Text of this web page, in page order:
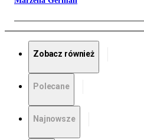
Zobacz również
Polecane
Najnowsze